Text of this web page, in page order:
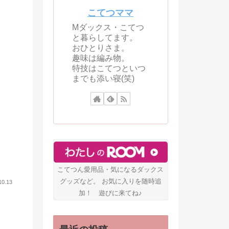
こてつママ
Mダックス・こてつ
と暮らしてます。
おひとりさま。
趣味は編み物。
特技はこてつといつ
までも添い寝(笑)
こてつん愛用品・気になるダックス
グッズなど。 お気に入りを随時追
加！ 遊びに来てね♪